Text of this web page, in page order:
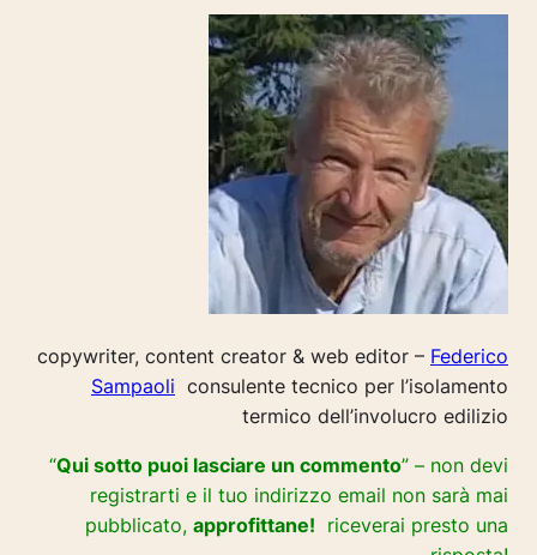
copywriter, content creator & web editor – Federico
Sampaoli consulente tecnico per l’isolamento
termico dell’involucro edilizio
“Qui sotto puoi lasciare un commento” – non devi
registrarti e il tuo indirizzo email non sarà mai
pubblicato, approfittane! riceverai presto una